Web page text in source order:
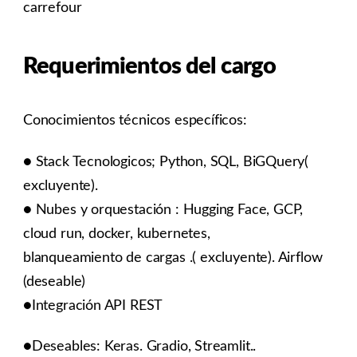
carrefour
Requerimientos del cargo
Conocimientos técnicos específicos:
● Stack Tecnologicos; Python, SQL, BiGQuery(
excluyente).
● Nubes y orquestación : Hugging Face, GCP,
cloud run, docker, kubernetes,
blanqueamiento de cargas .( excluyente). Airflow
(deseable)
●Integración API REST
●Deseables: Keras. Gradio, Streamlit..